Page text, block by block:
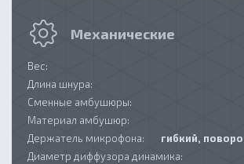
Механические
Вес:
Длина шнура:
Сменные амбушюры:
Материал амбушюр:
Держатель микрофона:
гибкий,
Диаметр диффузора динамика: